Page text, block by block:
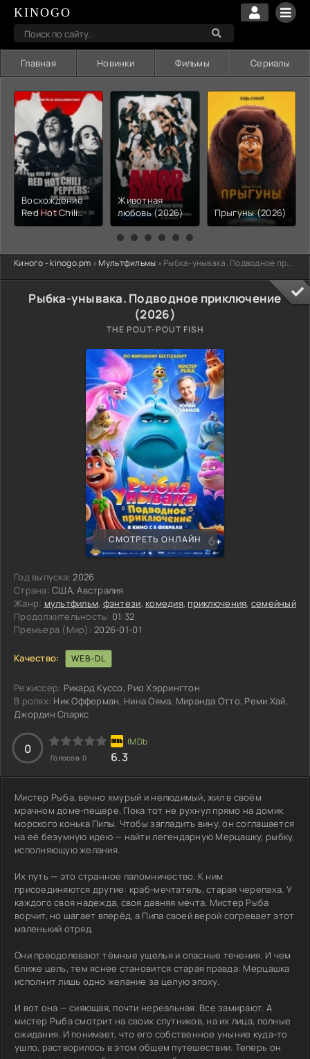
KINOGO
Главная Новинки Фильмы Сериалы
Восхождение
Red Hot Chili
Peppers: Наш
Животная
любовь (2026)
Прыгуны (2026)
Киного - kinogo.pm »Мультфильмы » Рыбка-унывака. Подводное приключение (2026)
Рыбка-унывака. Подводное приключение
(2026)
THE POUT-POUT FISH
СМОТРЕТЬ ОНЛАЙН
Год выпуска: 2026
Страна: США, Австралия
Жанр: мультфильм, фэнтези, комедия, приключения, семейный
Продолжительность: 01:32
Премьера (Мир): 2026-01-01
Качество: WEB-DL
Режиссер: Рикард Куссо, Рио Хэррингтон
В ролях: Ник Офферман, Нина Ояма, Миранда Отто, Реми Хай,
Джордин Спаркс
0
Голосов:0
4
5
6.3
Мистер Рыба, вечно хмурый и нелюдимый, жил в своём
мрачном доме-пещере. Пока тот не рухнул прямо на домик
морского конька Пипы. Чтобы загладить вину, он соглашается
на её безумную идею — найти легендарную Мерцашку, рыбку,
исполняющую желания.
Их путь — это странное паломничество. К ним
присоединяются другие: краб-мечтатель, старая черепаха. У
каждого своя надежда, своя давняя мечта. Мистер Рыба
ворчит, но шагает вперёд, а Пипа своей верой согревает этот
маленький отряд.
Они преодолевают тёмные ущелья и опасные течения. И чем
ближе цель, тем яснее становится старая правда: Мерцашка
исполнит лишь одно желание за целую эпоху.
И вот она — сияющая, почти нереальная. Все замирают. А
мистер Рыба смотрит на своих спутников, на их лица, полные
ожидания. И понимает, что его собственное уныние куда-то
ушло, растворилось в этом общем путешествии. Теперь он